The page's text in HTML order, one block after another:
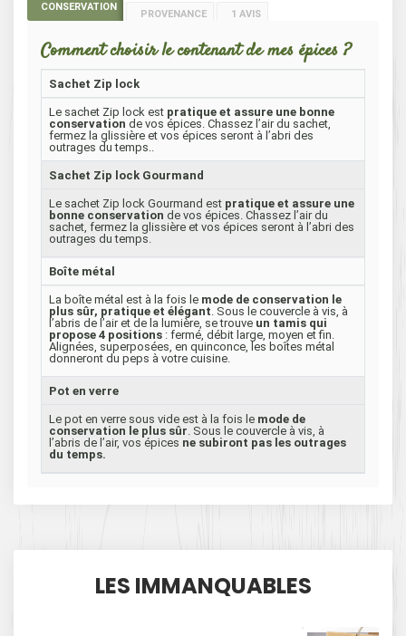
CONSERVATION
PROVENANCE 1 AVIS
Comment choisir le contenant de mes épices ?
Sachet Zip lock
Le sachet Zip lock est pratique et assure une bonne
conservation de vos épices. Chassez l’air du sachet,
fermez la glissière et vos épices seront à l’abri des
outrages du temps..
Sachet Zip lock Gourmand
Le sachet Zip lock Gourmand est pratique et assure une
bonne conservation de vos épices. Chassez l’air du
sachet, fermez la glissière et vos épices seront à l’abri des
outrages du temps.
Boîte métal
La boîte métal est à la fois le mode de conservation le
plus sûr, pratique et élégant. Sous le couvercle à vis, à
l’abris de l’air et de la lumière, se trouve un tamis qui
propose 4 positions : fermé, débit large, moyen et fin.
Alignées, superposées, en quinconce, les boîtes métal
donneront du peps à votre cuisine.
Pot en verre
Le pot en verre sous vide est à la fois le mode de
conservation le plus sûr. Sous le couvercle à vis, à
l’abris de l’air, vos épices ne subiront pas les outrages
du temps.
LES IMMANQUABLES